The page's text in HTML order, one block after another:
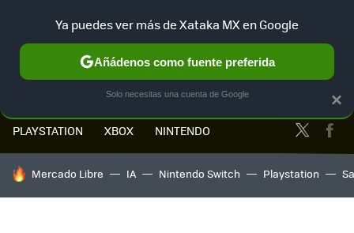
PLAYSTATION XBOX NINTENDO Twitter
HOY SE HABLA DE
Mercado Libre IA Nintendo Switch Playstation
×
Ya puedes ver más de Xataka MX en Google
Añádenos como fuente preferida
Solo necesitas una cuenta de Google